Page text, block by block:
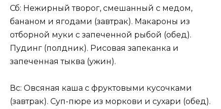
Сб: Нежирный творог, смешанный с медом,
бананом и ягодами (завтрак). Макароны из
отборной муки с запеченной рыбой (обед).
Пудинг (полдник). Рисовая запеканка и
запеченная тыква (ужин).
Вс: Овсяная каша с фруктовыми кусочками
(завтрак). Суп-пюре из моркови и сухари (обед).